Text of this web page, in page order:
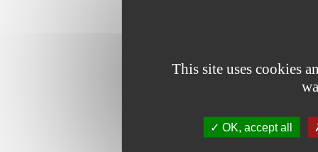
This site uses cookies
OK, accept all